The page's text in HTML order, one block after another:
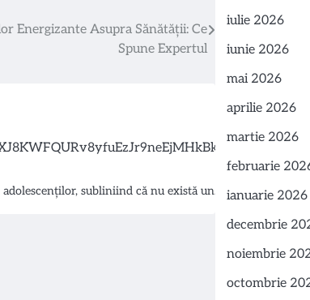
Energizante Asupra Sănătății: Ce
Spune Expertul
subliniind că nu există un…
iulie 2026
iunie 2026
mai 2026
aprilie 2026
martie 2026
februarie
ianuarie 2026
decembrie
noiembrie
octombrie